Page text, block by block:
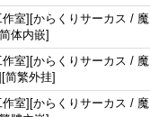
作室][からくりサーカス / 魔
体内嵌]
作室][からくりサーカス / 魔
简繁外挂]
作室][からくりサーカス / 魔